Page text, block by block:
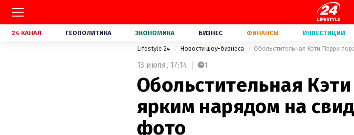
24 КАНАЛ ГЕОПОЛИТИКА ЭКОНОМИКА БИЗНЕС ФИНАНСЫ ИНВЕСТИЦИИ
Lifestyle 24 Новости шоу-бизнеса Обольстительная Кэти Перри
13 июля, 17:14 1
Обольстительная
ярким нарядом на
фото